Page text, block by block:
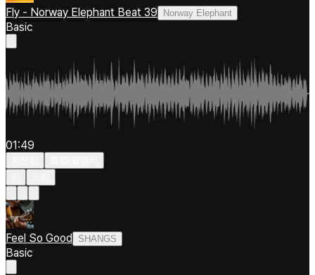
Fly - Norway Elephant Beat 39 Norway Elephant
Basic
01:49
Feel So Good SHANGS
Basic